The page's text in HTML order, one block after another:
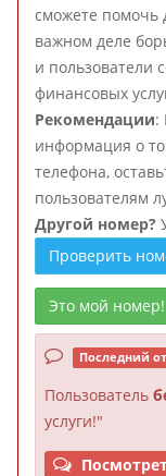
сможете помочь
важном деле
и пользователи
финансовых
Рекомендации:
информация о
телефона,
пользователям
Другой номер?
Проверить
Это мой номер!
Последний
Пользователь
услуги!"